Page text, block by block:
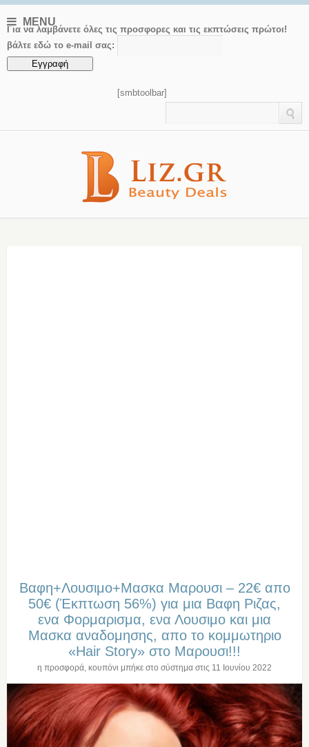
MENU
Για να λαμβάνετε όλες τις προσφορες και τις εκπτώσεις πρώτοι!
βάλτε εδώ το e-mail σας:
[smbtoolbar]
Βαφη+Λουσιμο+Μασκα Μαρουσι – 22€ απο
50€ (Έκπτωση 56%) για μια Βαφη Ριζας,
ενα Φορμαρισμα, ενα Λουσιμο και μια
Μασκα αναδομησης, απο το κομμωτηριο
«Hair Story» στο Μαρουσι!!!
η προσφορά, κουπόνι μπήκε στο σύστημα στις 11 Ιουνίου 2022